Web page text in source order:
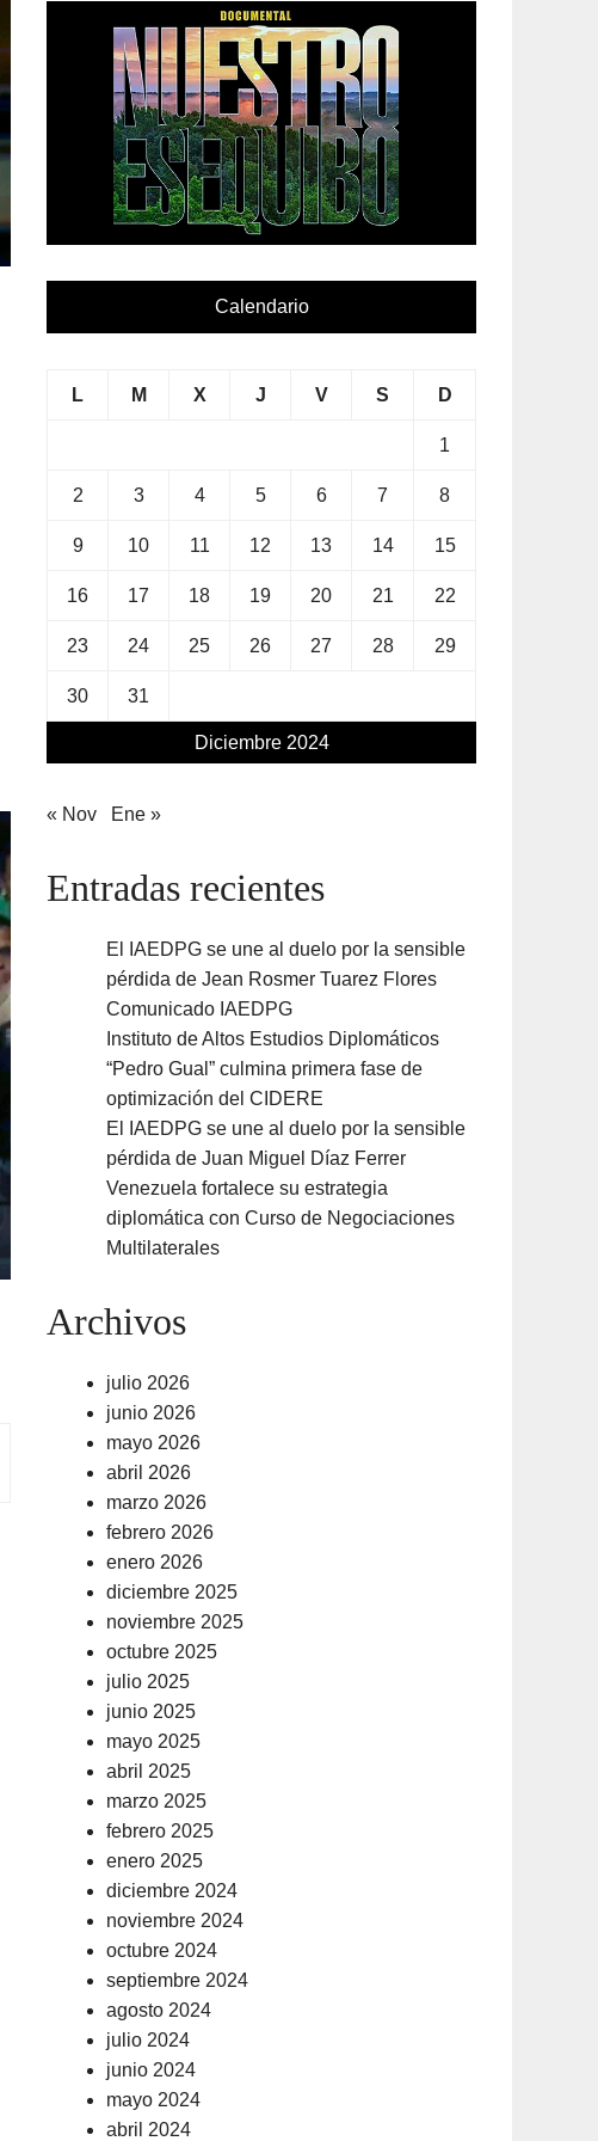
Calendario
Diciembre 2024
L M X J V S D
1
2 3 4 5 6 7 8
9 10 11 12 13 14 15
16 17 18 19 20 21 22
23 24 25 26 27 28 29
30 31
« Nov Ene »
Entradas recientes
El IAEDPG se une al duelo por la sensible
pérdida de Jean Rosmer Tuarez Flores
Comunicado IAEDPG
Instituto de Altos Estudios Diplomáticos
“Pedro Gual” culmina primera fase de
optimización del CIDERE
El IAEDPG se une al duelo por la sensible
pérdida de Juan Miguel Díaz Ferrer
Venezuela fortalece su estrategia
diplomática con Curso de Negociaciones
Multilaterales
Archivos
julio 2026
junio 2026
mayo 2026
abril 2026
marzo 2026
febrero 2026
enero 2026
diciembre 2025
noviembre 2025
octubre 2025
julio 2025
junio 2025
mayo 2025
abril 2025
marzo 2025
febrero 2025
enero 2025
diciembre 2024
noviembre 2024
octubre 2024
septiembre 2024
agosto 2024
julio 2024
junio 2024
mayo 2024
abril 2024